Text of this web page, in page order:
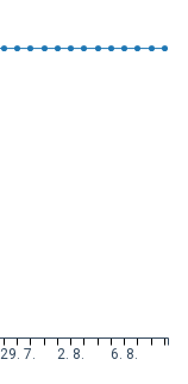
29. 7. 2. 8. 6. 8.